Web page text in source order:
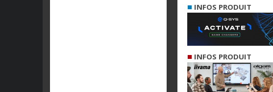
■ INFOS PRODUIT
■ INFOS PRODUIT